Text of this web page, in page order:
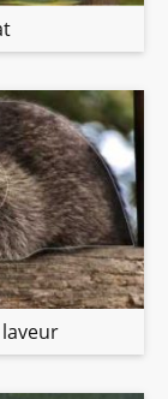
laveur